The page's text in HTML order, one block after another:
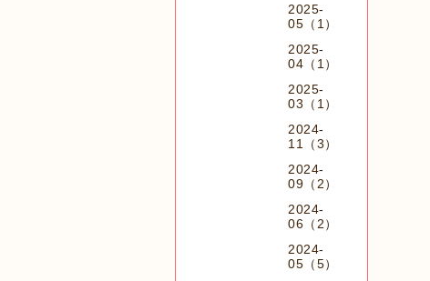
2025-
05（1）
2025-
04（1）
2025-
03（1）
2024-
11（3）
2024-
09（2）
2024-
06（2）
2024-
05（5）